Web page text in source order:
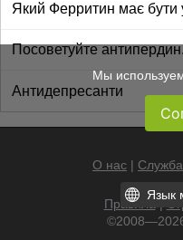
Який Ферритин має бути
Посоветуйте
Антидепресанти
О нас |
Правила|
Мы
Язык